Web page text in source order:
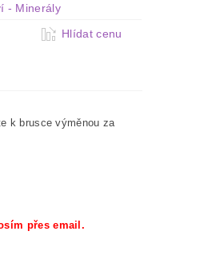
- Minerály
Hlídat cenu
k brusce výměnou za
přes email.